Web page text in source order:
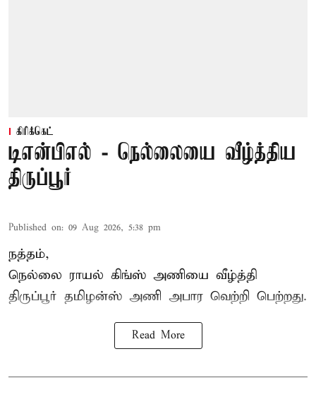
கிரிக்கெட்
டிஎன்பிஎல் - நெல்லையை வீழ்த்திய
திருப்பூர்
Published on: 09 Aug 2026, 5:38 pm
நத்தம்,
நெல்லை ராயல் கிங்ஸ் அணியை வீழ்த்தி
திருப்பூர் தமிழன்ஸ் அணி அபார வெற்றி பெற்றது.
Read More